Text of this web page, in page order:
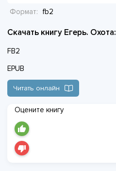
Формат:
fb2
Скачать книгу Егерь. Охота:
FB2
EPUB
Читать онлайн
Оцените книгу